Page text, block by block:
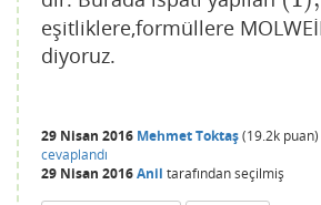
eşitliklere,formüllere
diyoruz.
29 Nisan 2016 Mehmet Toktaş(19.2k puan)
cevaplandı
29 Nisan 2016Anil tarafındanseçilmiş